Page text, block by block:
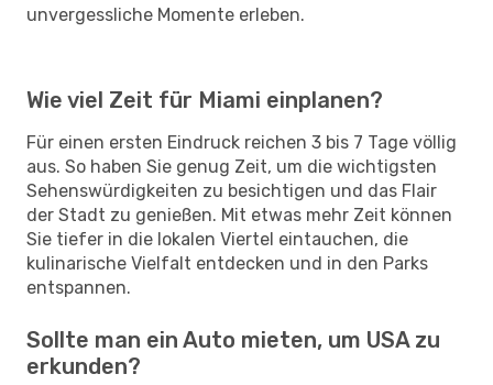
unvergessliche Momente erleben.
Wie viel Zeit für Miami einplanen?
Für einen ersten Eindruck reichen 3 bis 7 Tage völlig
aus. So haben Sie genug Zeit, um die wichtigsten
Sehenswürdigkeiten zu besichtigen und das Flair
der Stadt zu genießen. Mit etwas mehr Zeit können
Sie tiefer in die lokalen Viertel eintauchen, die
kulinarische Vielfalt entdecken und in den Parks
entspannen.
Sollte man ein Auto mieten, um USA zu
erkunden?